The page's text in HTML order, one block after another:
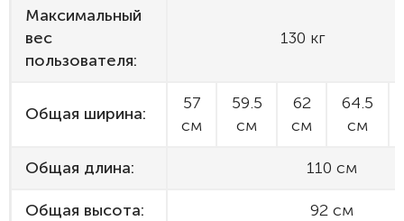
Максимальный
вес
пользователя:
130 кг
Общая ширина:
57
см
59.5
см
62
см
64.5
см
Общая длина: 110 см
Общая высота: 92 см